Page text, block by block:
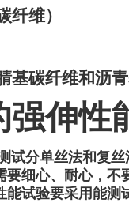
纤维）
基碳纤维和沥
强伸性
试分单丝法和复
要细心、耐心，
能试验要采用能测